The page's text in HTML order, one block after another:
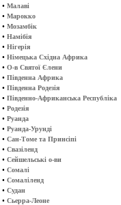
• Малаві
• Марокко
• Мозамбік
• Намібія
• Нігерія
• Німецька Східна Африка
• О-в Святої Єлени
• Південна Африка
• Південна Родезія
• Південно-Африканська Республіка
• Родезія
• Руанда
• Руанда-Урунді
• Сан-Томе та Принсіпі
• Свазіленд
• Сейшельські о-ви
• Сомалі
• Сомаліленд
• Судан
• Сьерра-Леоне